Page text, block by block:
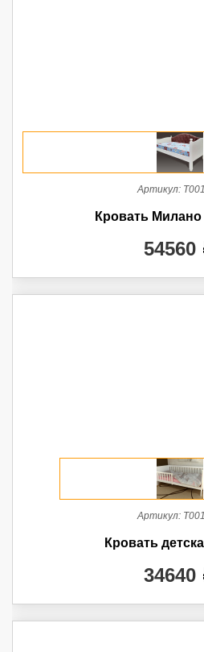
Артикул:
Кровать Милано
54560
Артикул:
Кровать
34640